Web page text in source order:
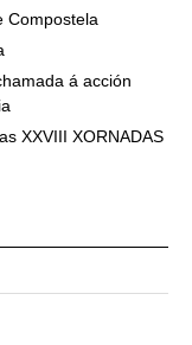
Compostela
á acción
XXVIII XORNADAS